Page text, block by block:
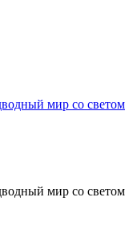
мир со светом
мир со светом